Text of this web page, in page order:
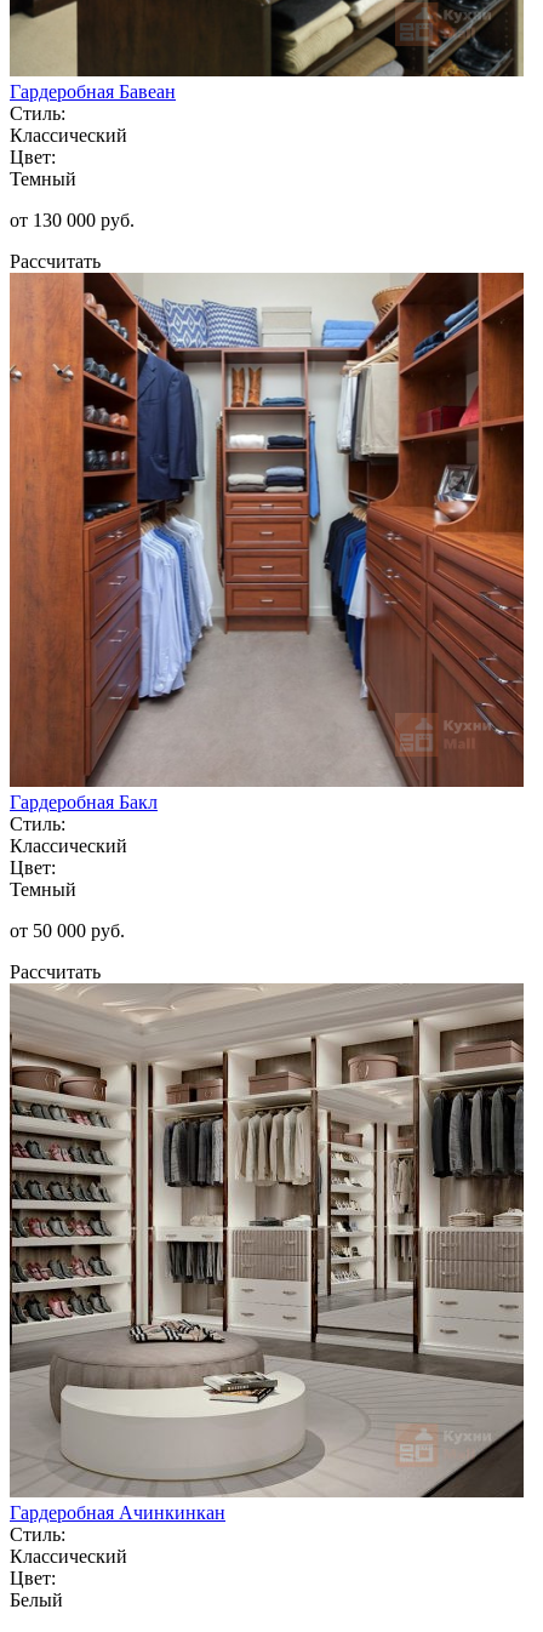
Гардеробная Бавеан
Стиль:
Классический
Цвет:
Темный
от 130 000 руб.
Рассчитать
Гардеробная Бакл
Стиль:
Классический
Цвет:
Темный
от 50 000 руб.
Рассчитать
Гардеробная Ачинкинкан
Стиль:
Классический
Цвет:
Белый